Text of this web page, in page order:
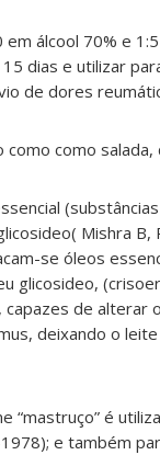
álcool 70% e
dias e utilizar
de dores
como como
Mishra B,
se óleos
glicosideo,
de
deixando o
“mastruço” é
e também